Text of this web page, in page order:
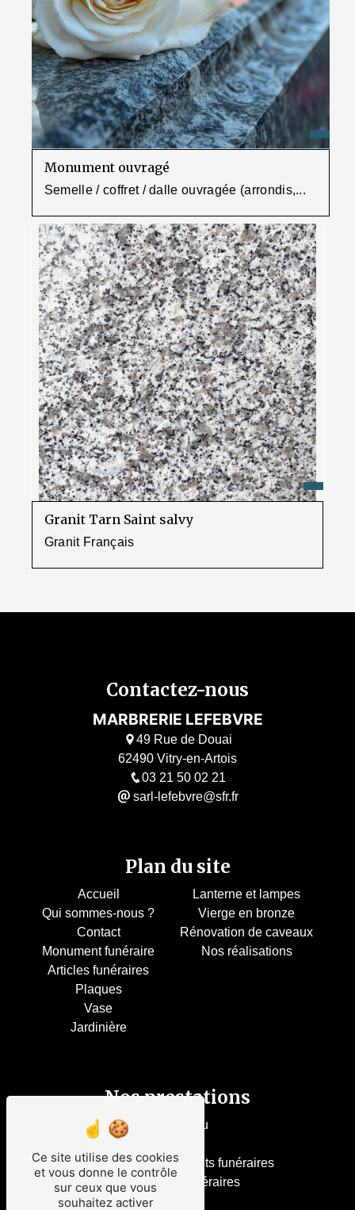
Monument ouvragé
Semelle / coffret / dalle ouvragée (arrondis,...
Granit Tarn Saint salvy
Granit Français
Contactez-nous
MARBRERIE LEFEBVRE
49 Rue de Douai
62490 Vitry-en-Artois
03 21 50 02 21
sarl-lefebvre@sfr.fr
Plan du site
Accueil
Qui sommes-nous ?
Contact
Monument funéraire
Articles funéraires
Plaques
Vase
Jardinière
Lanterne et lampes
Vierge en bronze
Rénovation de caveaux
Nos réalisations
Nos prestations
Pierre bleu
Rénovation monuments funéraires
Monuments funéraires
Marbrerie
Ce site utilise des cookies
et vous donne le contrôle
sur ceux que vous
souhaitez activer